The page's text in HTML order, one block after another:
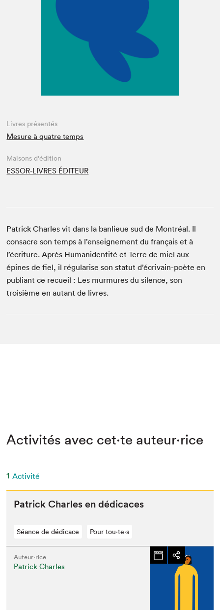
Espace enseignant·e·s
Espace pro
Livres présentés
Mesure à quatre temps
Maisons d'édition
ESSOR-LIVRES ÉDITEUR
Patrick Charles vit dans la banlieue sud de Montréal. Il
consacre son temps à l’enseignement du français et à
l’écriture. Après Humanidentité et Terre de miel aux
épines de fiel, il régularise son statut d’écrivain-poète en
publiant ce recueil : Les murmures du silence, son
troisième en autant de livres.
Activités avec cet·te auteur·rice
1 Activité
Patrick Charles en dédicaces
Séance de dédicace Pour tou⋅te⋅s
Auteur·rice
Patrick Charles